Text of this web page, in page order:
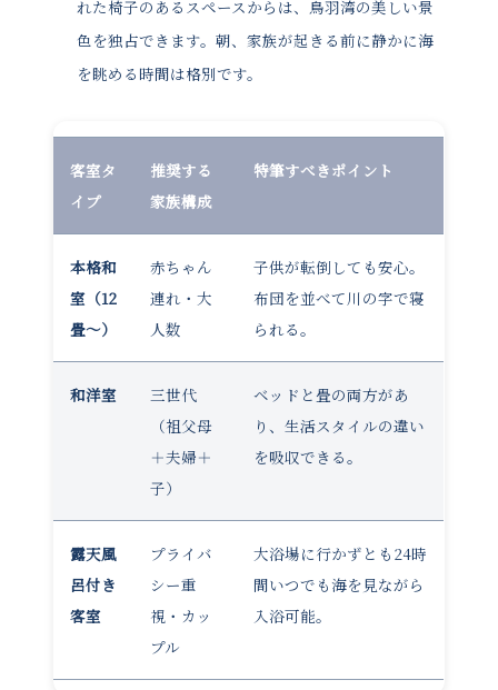
れた椅子のあるスペースからは、鳥羽湾の美しい景
色を独占できます。朝、家族が起きる前に静かに海
を眺める時間は格別です。
客室タ
イプ
推奨する
家族構成
特筆すべきポイント
本格和
室（12
畳〜）
赤ちゃん
連れ・大
人数
子供が転倒しても安心。
布団を並べて川の字で寝
られる。
和洋室
三世代
（祖父母
＋夫婦＋
子）
ベッドと畳の両方があ
り、生活スタイルの違い
を吸収できる。
露天風
呂付き
客室
プライバ
シー重
視・カッ
プル
大浴場に行かずとも24時
間いつでも海を見ながら
入浴可能。